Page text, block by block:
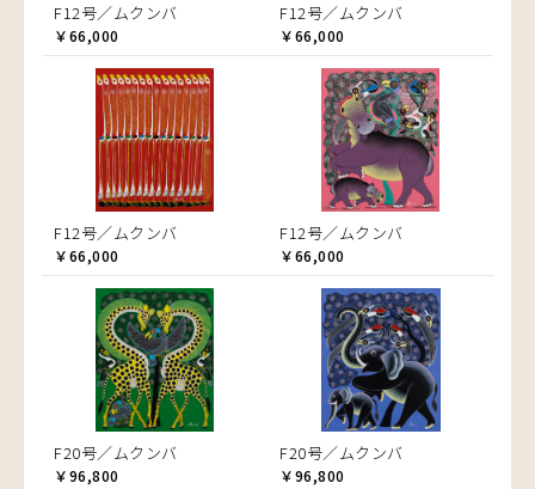
F12号／ムクンバ
￥66,000
F12号／ムクンバ
￥66,000
F12号／ムクンバ
￥66,000
F12号／ムクンバ
￥66,000
F20号／ムクンバ
￥96,800
F20号／ムクンバ
￥96,800